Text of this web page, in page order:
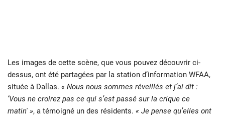
Les images de cette scène, que vous pouvez découvrir ci-
dessus, ont été partagées par la station d’information WFAA,
située à Dallas. « Nous nous sommes réveillés et j’ai dit :
‘Vous ne croirez pas ce qui s’est passé sur la crique ce
matin' », a témoigné un des résidents. « Je pense qu’elles ont